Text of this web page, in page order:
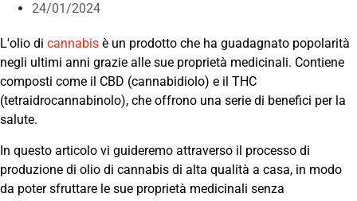
24/01/2024
L'olio di cannabis è un prodotto che ha guadagnato popolarità
negli ultimi anni grazie alle sue proprietà medicinali. Contiene
composti come il CBD (cannabidiolo) e il THC
(tetraidrocannabinolo), che offrono una serie di benefici per la
salute.
In questo articolo vi guideremo attraverso il processo di
produzione di olio di cannabis di alta qualità a casa, in modo
da poter sfruttare le sue proprietà medicinali senza